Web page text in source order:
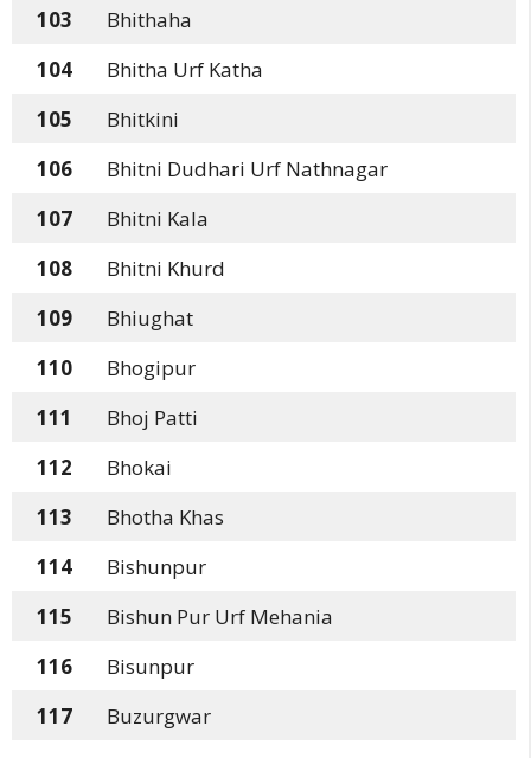
103
Bhithaha
104
Bhitha Urf Katha
105
Bhitkini
106
Bhitni Dudhari Urf Nathnagar
107
Bhitni Kala
108
Bhitni Khurd
109
Bhiughat
110
Bhogipur
111
Bhoj Patti
112
Bhokai
113
Bhotha Khas
114
Bishunpur
115
Bishun Pur Urf Mehania
116
Bisunpur
117
Buzurgwar